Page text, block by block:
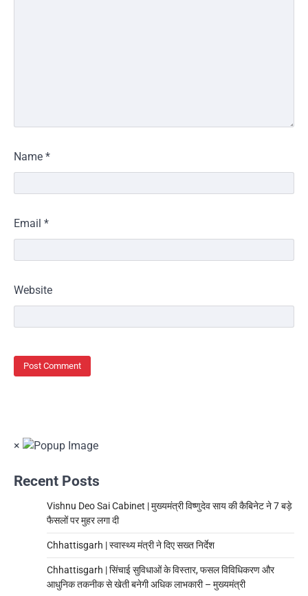
Name *
Email *
Website
×
Recent Posts
Vishnu Deo Sai Cabinet | मुख्यमंत्री विष्णुदेव साय की कैबिनेट ने 7 बड़े
फैसलों पर मुहर लगा दी
Chhattisgarh | स्वास्थ्य मंत्री ने दिए सख्त निर्देश
Chhattisgarh | सिंचाई सुविधाओं के विस्तार, फसल विविधिकरण और
आधुनिक तकनीक से खेती बनेगी अधिक लाभकारी – मुख्यमंत्री